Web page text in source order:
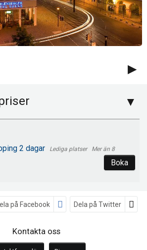
2 dagar
Mer än 8
Boka
på Facebook Dela på Twitter
Sociala medier
Kontakta oss